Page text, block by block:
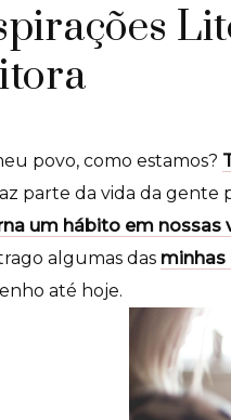
povo, como estamos?
parte da vida da gente
um hábito em nossas
algumas das minhas
até hoje.